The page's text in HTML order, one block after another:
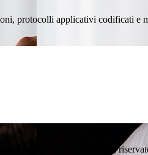
protocolli applicativi codificati e
certificata, promozioni